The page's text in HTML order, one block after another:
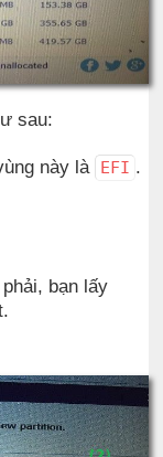
sau:
này là EFI .
bạn lấy